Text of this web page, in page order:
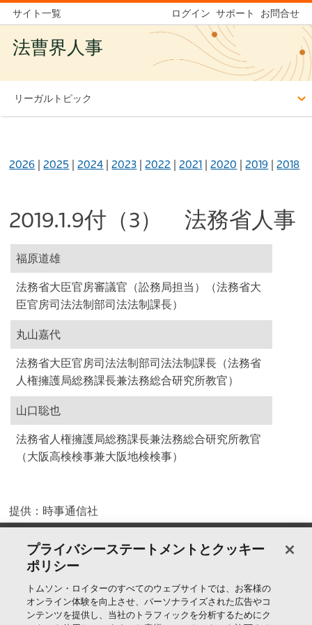
サイト一覧 ログイン サポート お問合せ
法曹界人事
リーガルトピック
2026 |2025 |2024 |2023 |2022 |2021 |2020 |2019 |2018
2019.1.9付（3） 法務省人事
福原道雄
法務省大臣官房審議官（訟務局担当）（法務省大
臣官房司法法制部司法法制課長）
丸山嘉代
法務省大臣官房司法法制部司法法制課長（法務省
人権擁護局総務課長兼法務総合研究所教官）
山口聡也
法務省人権擁護局総務課長兼法務総合研究所教官
（大阪高検検事兼大阪地検検事）
提供：時事通信社
製品＆サービス
サポート
プライバシーステートメントとクッキー
ポリシー
トムソン・ロイターのすべてのウェブサイトでは、お客様の
オンライン体験を向上させ、パーソナライズされた広告やコ
ンテンツを提供し、当社のトラフィックを分析するためにク